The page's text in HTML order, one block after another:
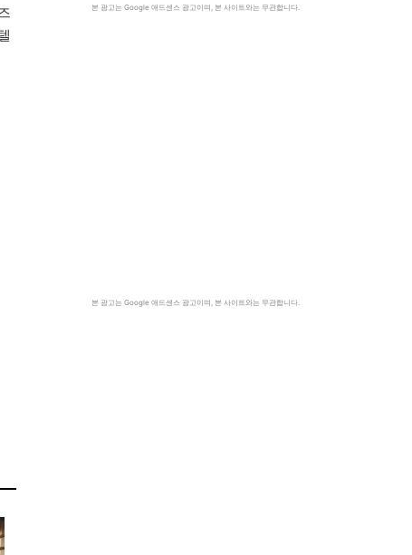
본 광고는 Google 애드센스 광고이며, 본 사이트와는 무관합니다.
본 광고는 Google 애드센스 광고이며, 본 사이트와는 무관합니다.